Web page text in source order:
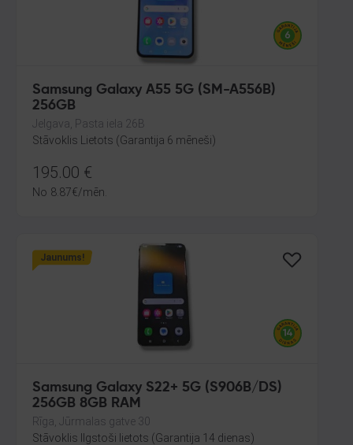
Samsung Galaxy A55 5G (SM-A556B)
256GB
Jelgava, Pasta iela 26B
Stāvoklis Lietots (Garantija 6 mēneši)
195.00 €
No 8.87€/mēn.
Jaunums!
Samsung Galaxy S22+ 5G (S906B/DS)
256GB 8GB RAM
Rīga, Jūrmalas gatve 30
Stāvoklis Ilgstoši lietots (Garantija 14 dienas)